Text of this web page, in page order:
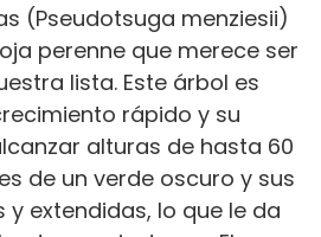
(Pseudotsuga menziesii)
perenne que merece ser
lista. Este árbol es
rápido y su
alturas de hasta 60
de un verde oscuro y sus
extendidas, lo que le da